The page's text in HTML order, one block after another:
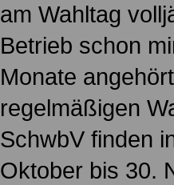
am Wahltag
Betrieb schon
Monate
regelmäßigen
SchwbV finden
Oktober bis 30.